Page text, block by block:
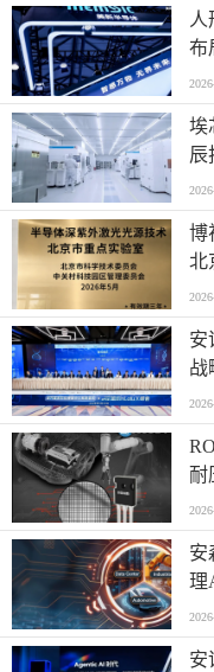
人
布
埃
辰
新
博
北
技
安
战
“
耐
安
理
安